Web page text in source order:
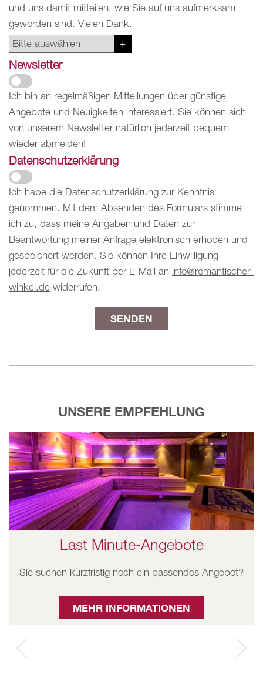
und uns damit mitteilen, wie Sie auf uns aufmerksam
geworden sind. Vielen Dank.
Newsletter
Ich bin an regelmäßigen Mitteilungen über günstige
Angebote und Neuigkeiten interessiert. Sie können sich
von unserem Newsletter natürlich jederzeit bequem
wieder abmelden!
Datenschutzerklärung
Ich habe die Datenschutzerklärung zur Kenntnis
genommen. Mit dem Absenden des Formulars stimme
ich zu, dass meine Angaben und Daten zur
Beantwortung meiner Anfrage elektronisch erhoben und
gespeichert werden. Sie können Ihre Einwilligung
jederzeit für die Zukunft per E-Mail an info@romantischer-
winkel.de widerrufen.
UNSERE EMPFEHLUNG
Last Minute-Angebote
Sie suchen kurzfristig noch ein passendes Angebot?
MEHR INFORMATIONEN